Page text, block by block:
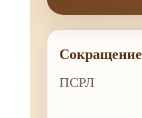
Сокращение
ПСРЛ